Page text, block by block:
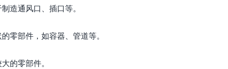
造通风口、插口等。
零部件，如容器、管道等。
的零部件。